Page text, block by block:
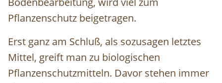
Pflanzenschutz beigetragen.
Erst ganz am Schluß, als sozusagen letztes
Mittel, greift man zu biologischen
Pflanzenschutzmitteln. Davor stehen immer